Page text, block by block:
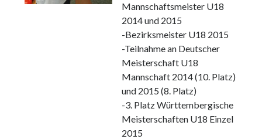
Mannschaftsmeister U18
2014 und 2015
-Bezirksmeister U18 2015
-Teilnahme an Deutscher
Meisterschaft U18
Mannschaft 2014 (10. Platz)
und 2015 (8. Platz)
-3. Platz Württembergische
Meisterschaften U18 Einzel
2015